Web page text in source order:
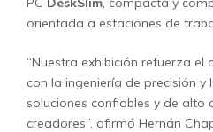
orientada a estaciones de
“Nuestra exhibición refuerza el
con la ingeniería de precisión y
soluciones confiables y de
creadores”, afirmó Hernán